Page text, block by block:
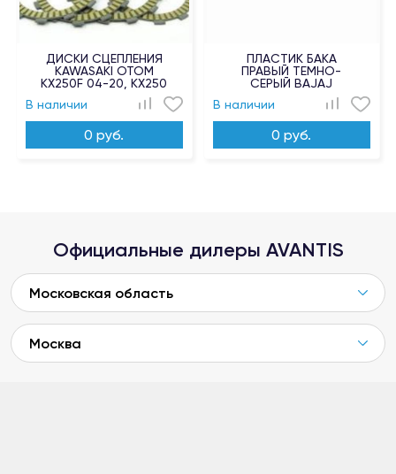
ДИСКИ СЦЕПЛЕНИЯ
KAWASAKI OTOM
KX250F 04-20, KX250
87-91, KDX250 91-94,
KX500 87-04 8 ШТ
В наличии
0 руб.
ПЛАСТИК БАКА
ПРАВЫЙ ТЕМНО-
СЕРЫЙ BAJAJ
В наличии
0 руб.
Официальные дилеры AVANTIS